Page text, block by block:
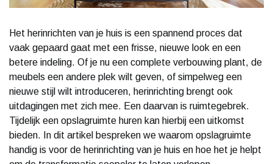
Het herinrichten van je huis is een spannend proces dat
vaak gepaard gaat met een frisse, nieuwe look en een
betere indeling. Of je nu een complete verbouwing plant, de
meubels een andere plek wilt geven, of simpelweg een
nieuwe stijl wilt introduceren, herinrichting brengt ook
uitdagingen met zich mee. Een daarvan is ruimtegebrek.
Tijdelijk een opslagruimte huren kan hierbij een uitkomst
bieden. In dit artikel bespreken we waarom opslagruimte
handig is voor de herinrichting van je huis en hoe het je helpt